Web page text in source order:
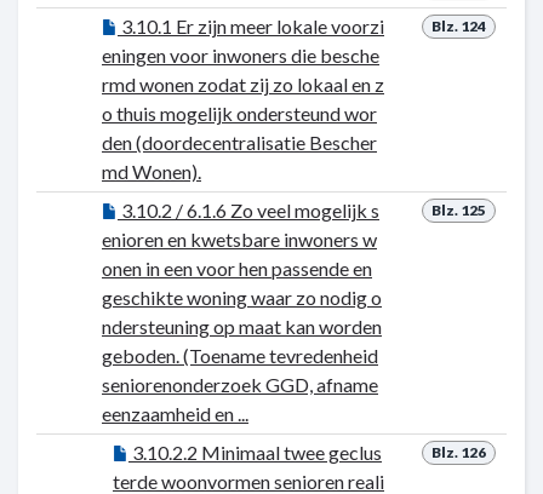
Blz. 124
3.10.1 Er zijn meer lokale voorzi
eningen voor inwoners die besche
rmd wonen zodat zij zo lokaal en z
o thuis mogelijk ondersteund wor
den (doordecentralisatie Bescher
md Wonen).
Blz. 125
3.10.2 / 6.1.6 Zo veel mogelijk s
enioren en kwetsbare inwoners w
onen in een voor hen passende en
geschikte woning waar zo nodig o
ndersteuning op maat kan worden
geboden. (Toename tevredenheid
seniorenonderzoek GGD, afname
eenzaamheid en ...
Blz. 126
3.10.2.2 Minimaal twee geclus
terde woonvormen senioren reali